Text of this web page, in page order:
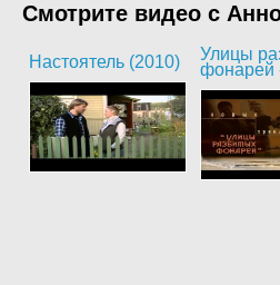
Смотрите видео с
Настоятель (2010)
Улицы
фонарей